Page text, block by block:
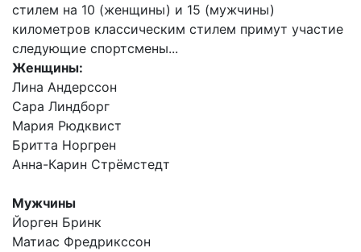
стилем на 10 (женщины) и 15 (мужчины)
километров классическим стилем примут участие
следующие спортсмены...
Женщины:
Лина Андерссон
Сара Линдборг
Мария Рюдквист
Бритта Норгрен
Анна-Карин Стрёмстедт
Мужчины
Йорген Бринк
Матиас Фредрикссон